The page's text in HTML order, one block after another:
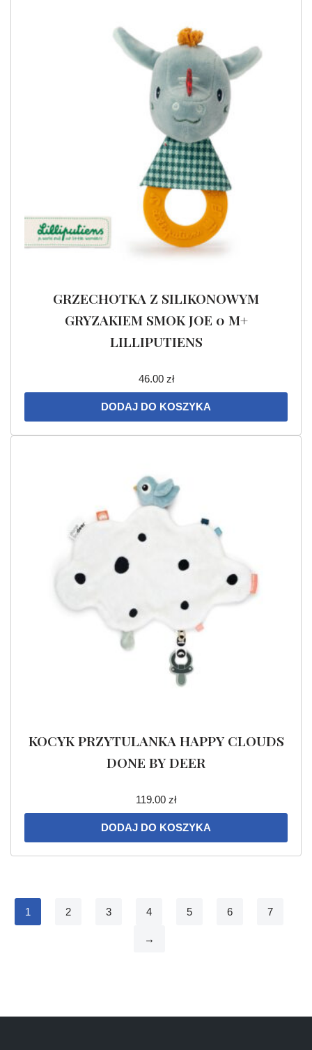
GRZECHOTKA Z SILIKONOWYM
GRYZAKIEM SMOK JOE 0 M+
LILLIPUTIENS
46.00 zł
DODAJ DO KOSZYKA
KOCYK PRZYTULANKA HAPPY CLOUDS
DONE BY DEER
119.00 zł
DODAJ DO KOSZYKA
1 2 3 4 5 6 7
→